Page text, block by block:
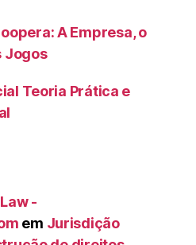
A Empresa, o
Jogos
Teoria Prática e
-
em Jurisdição